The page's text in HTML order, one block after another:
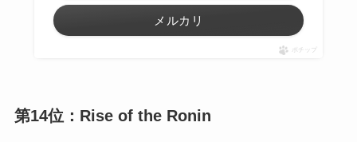
メルカリ
ポチップ
第14位：Rise of the Ronin